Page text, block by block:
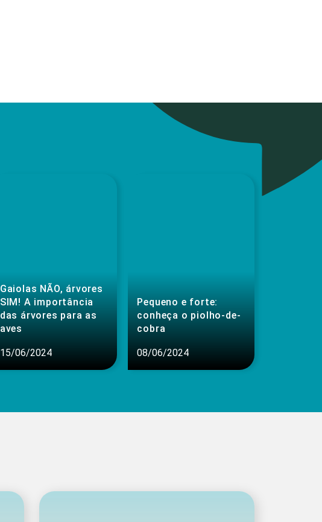
Gaiolas NÃO, árvores
SIM! A importância
das árvores para as
aves
15/06/2024
Pequeno e forte:
conheça o piolho-de-
cobra
08/06/2024